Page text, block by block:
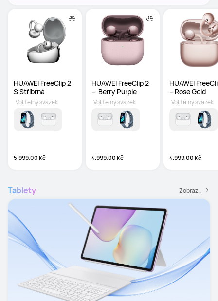
HUAWEI FreeClip 2
S Stříbrná
5.999,00 Kč
Volitelný svazek
HUAWEI FreeClip 2
–  Berry Purple
4.999,00 Kč
Volitelný svazek
HUAWEI
– Rose Gold
4.999,00 Kč
Volitelný svazek
Tablety Zobrazit všechny tablety